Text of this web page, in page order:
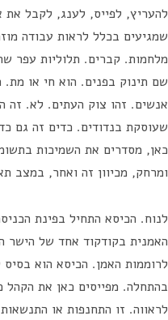
להעריץ, לפייס, לענג, לקבל את
שמגיעים בכלל לראות עבודה
מלחמות. קברים. תלוליות עפר
שם תינוק בפנים. הוא חי או
אנשים. זהו צוק העתים. לא. זה
שעוסקת בנדודים. כדים זה גם
כאן, מסדרים את השמיכות
ומרחק, מכיוון זה ואחר, במצב
לנוח. הכיסא התחיל בפינת
האמנית בקודקוד אחד של הישר
לרוממות האמן. הכיסא הוא
בהתחלה. מפייסים כאן את
לראווה. זו התחנפות או